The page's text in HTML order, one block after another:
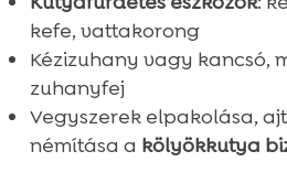
kefe, vattakorong
Kézizuhany vagy kancsó,
zuhanyfej
Vegyszerek elpakolása,
némítása a kölyökkutya